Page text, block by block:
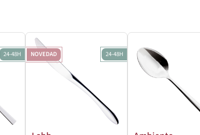
24-48H NOVEDAD 24-48H